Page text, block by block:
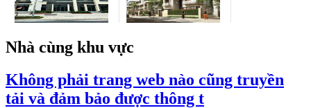
Nhà cùng khu vực
Không phải trang web nào cũng truyền
tải và đảm bảo được thông t